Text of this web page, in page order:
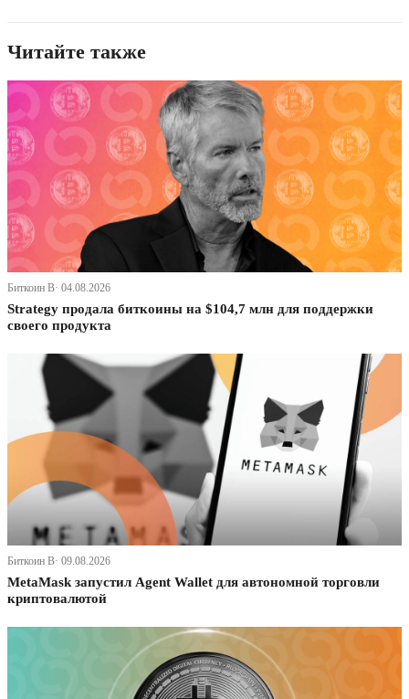
Читайте также
Биткоин В· 04.08.2026
Strategy продала биткоины на $104,7 млн для поддержки
своего продукта
Биткоин В· 09.08.2026
MetaMask запустил Agent Wallet для автономной торговли
криптовалютой